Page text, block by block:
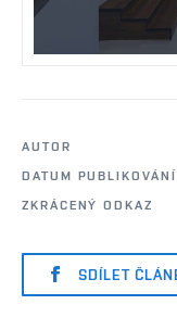
AUTOR
DATUM PUBLIKOVÁNÍ
ZKRÁCENÝ ODKAZ
SDÍLET